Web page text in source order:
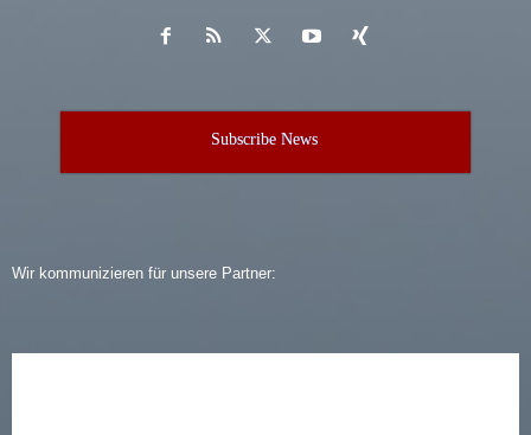
Subscribe News
Wir kommunizieren für unsere Partner: